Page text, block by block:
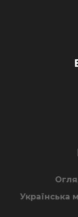
Українська